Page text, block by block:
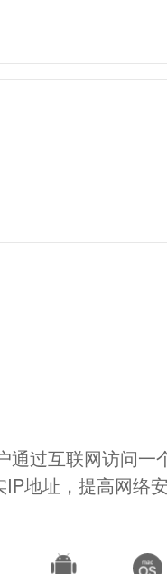
通过互联网访问一
地址，提高网络